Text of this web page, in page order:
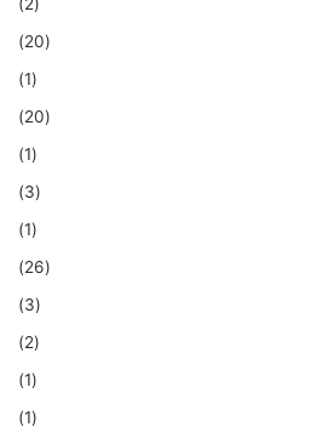
(20)
(1)
(20)
(1)
(3)
(1)
(26)
(3)
(2)
(1)
(1)